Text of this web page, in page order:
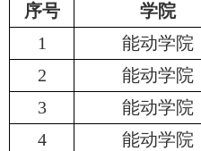
序号 学院
1
能动学院
2
能动学院
3
能动学院
4
能动学院